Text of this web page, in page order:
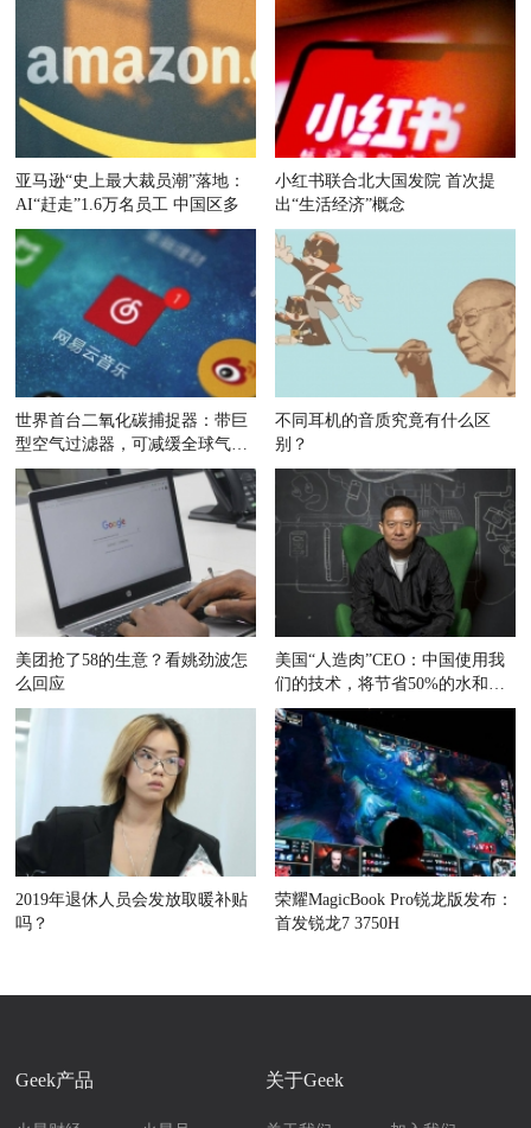
亚马逊“史上最大裁员潮”落地：
AI“赶走”1.6万名员工 中国区多
小红书联合北大国发院 首次提
出“生活经济”概念
世界首台二氧化碳捕捉器：带巨
型空气过滤器，可减缓全球气候
变暖
不同耳机的音质究竟有什么区
别？
美团抢了58的生意？看姚劲波怎
么回应
美国“人造肉”CEO：中国使用我
们的技术，将节省50%的水和耕
地
2019年退休人员会发放取暖补贴
吗？
荣耀MagicBook Pro锐龙版发布：
首发锐龙7 3750H
Geek产品 关于Geek